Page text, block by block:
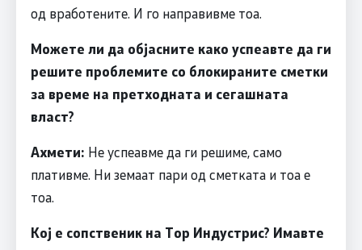
од вработените. И го направивме тоа.
Можете ли да објасните како успеавте да ги
решите проблемите со блокираните сметки
за време на претходната и сегашната
власт?
Ахмети: Не успеавме да ги решиме, само
плативме. Ни земаат пари од сметката и тоа е
тоа.
Кој е сопственик на Тор Индустрис? Имавте